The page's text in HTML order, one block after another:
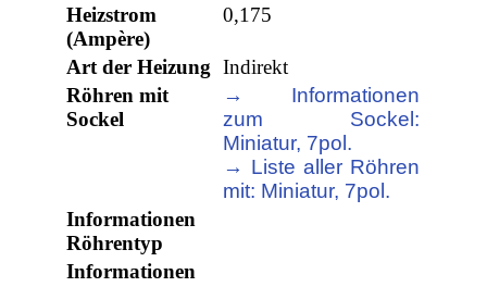
Heizstrom
(Ampère)
0,175
Art der Heizung Indirekt
Röhren mit
Sockel
→ Informationen
zum Sockel:
Miniatur, 7pol.
→ Liste aller Röhren
mit: Miniatur, 7pol.
Informationen
Röhrentyp
Informationen